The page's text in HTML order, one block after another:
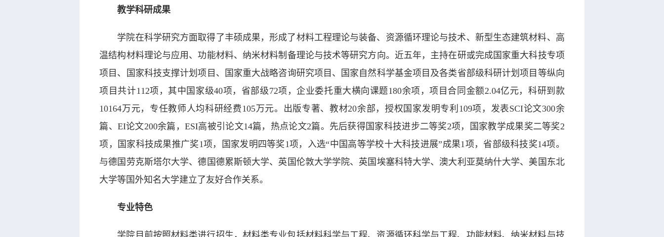
教学科研成果
学院在科学研究方面取得了丰硕成果，形成了材料工程理论与装备、资源循环理论与技术、新型生态建筑材料、高
温结构材料理论与应用、功能材料、纳米材料制备理论与技术等研究方向。近五年，主持在研或完成国家重大科技专项
项目、国家科技支撑计划项目、国家重大战略咨询研究项目、国家自然科学基金项目及各类省部级科研计划项目等纵向
项目共计112项，其中国家级40项，省部级72项，企业委托重大横向课题180余项，项目合同金额2.04亿元，科研到款
10164万元，专任教师人均科研经费105万元。出版专著、教材20余部，授权国家发明专利109项，发表SCI论文300余
篇、EI论文200余篇，ESI高被引论文14篇，热点论文2篇。先后获得国家科技进步二等奖2项，国家教学成果奖二等奖2
项，国家科技成果推广奖1项，国家发明四等奖1项，入选“中国高等学校十大科技进展”成果1项，省部级科技奖14项。
与德国劳克斯塔尔大学、德国德累斯顿大学、英国伦敦大学学院、英国埃塞科特大学、澳大利亚莫纳什大学、美国东北
大学等国外知名大学建立了友好合作关系。
专业特色
学院目前按照材料类进行招生，材料类专业包括材料科学与工程、资源循环科学与工程、功能材料、纳米材料与技